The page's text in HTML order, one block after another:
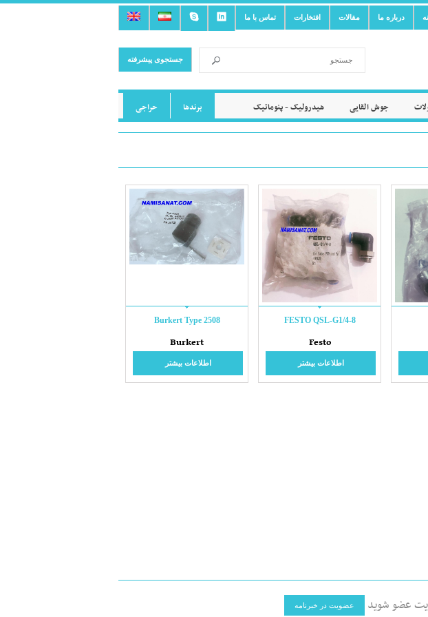
تماس با ما افتخارات مقالات درباره ما
جستجوی پیشرفته
جوش القایی هیدرولیک - پنوماتیک برندها حراجی
FESTO QSL-G1/4-8
Festo
اطلاعات بیشتر
Burkert Type 2508
Burkert
اطلاعات بیشتر
عضو شوید عضویت در خبرنامه